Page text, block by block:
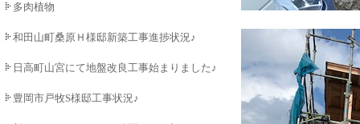
多肉植物
和田山町桑原Ｈ様邸新築工事進捗状況♪
日高町山宮にて地盤改良工事始まりました♪
豊岡市戸牧S様邸工事状況♪